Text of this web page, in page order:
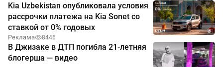
Kia Uzbekistan опубликовала условия
рассрочки платежа на Kia Sonet со
ставкой от 0% годовых
Реклама 8446
В Джизаке в ДТП погибла 21-летняя
блогерша — видео